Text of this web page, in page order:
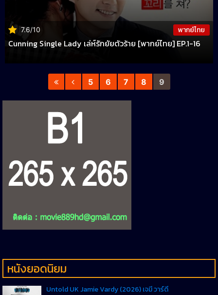
7.6/10 พากย์ไทย
Cunning Single Lady เล่ห์รักยัยตัวร้าย [พากย์ไทย] EP.1-16
5 6 7 8 9
หนังยอดนิยม
Untold UK Jamie Vardy (2026) เจมี่ วาร์ดี้